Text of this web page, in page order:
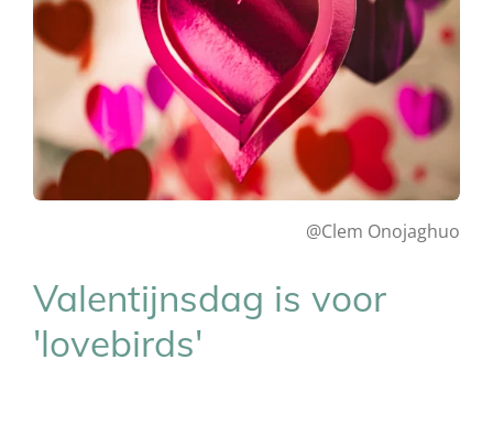
@Clem Onojaghuo
Valentijnsdag is voor
'lovebirds'